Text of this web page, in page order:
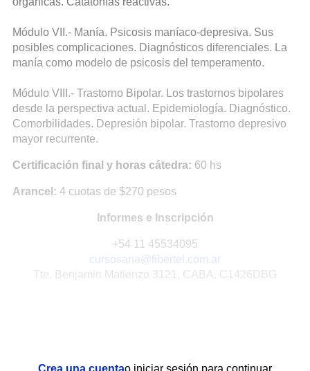
Módulo VII.- Manía. Psicosis maníaco-depresiva. Sus
posibles complicaciones. Diagnósticos diferenciales. La
manía como modelo de psicosis del temperamento.
Módulo VIII.- Trastorno Bipolar. Los trastornos bipolares
desde la perspectiva actual. Epidemiología. Diagnóstico.
Comorbilidades. Depresión bipolar. Trastorno depresivo
mayor recurrente.
Certificación final y horas cátedra: 60 hs
Arancel: 4 cuotas de $270 pesos
Informes e Inscripción
+54 11 45534095
cursosana@fibertel.com.ar
Tte. Benjamin Matienzo 3121, CABA. C1426DBG
Crea una cuentao iniciar sesión para continuar